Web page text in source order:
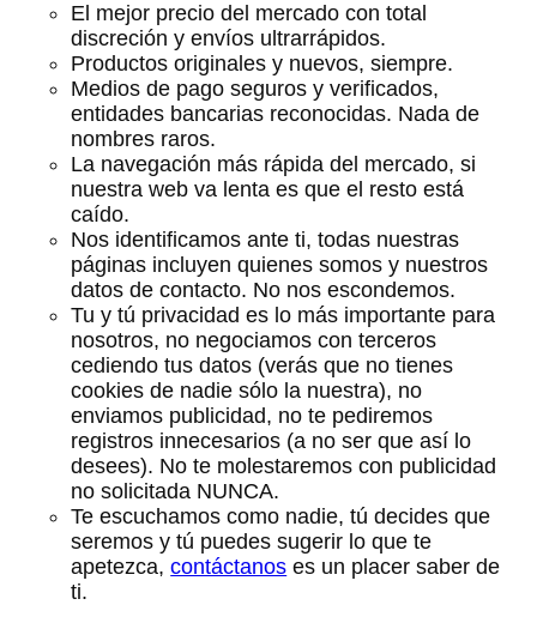
El mejor precio del mercado con total
discreción y envíos ultrarrápidos.
Productos originales y nuevos, siempre.
Medios de pago seguros y verificados,
entidades bancarias reconocidas. Nada de
nombres raros.
La navegación más rápida del mercado, si
nuestra web va lenta es que el resto está
caído.
Nos identificamos ante ti, todas nuestras
páginas incluyen quienes somos y nuestros
datos de contacto. No nos escondemos.
Tu y tú privacidad es lo más importante para
nosotros, no negociamos con terceros
cediendo tus datos (verás que no tienes
cookies de nadie sólo la nuestra), no
enviamos publicidad, no te pediremos
registros innecesarios (a no ser que así lo
desees). No te molestaremos con publicidad
no solicitada NUNCA.
Te escuchamos como nadie, tú decides que
seremos y tú puedes sugerir lo que te
apetezca,contáctanos es un placer saber de
ti.